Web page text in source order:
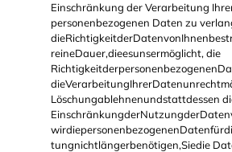
Einschränkung der Verarbeitung
personenbezogenen Daten zu
reineDauer,dieesunsermöglicht, die
Löschungablehnenundstattdessen
tungnichtlängerbenötigen,Siedie